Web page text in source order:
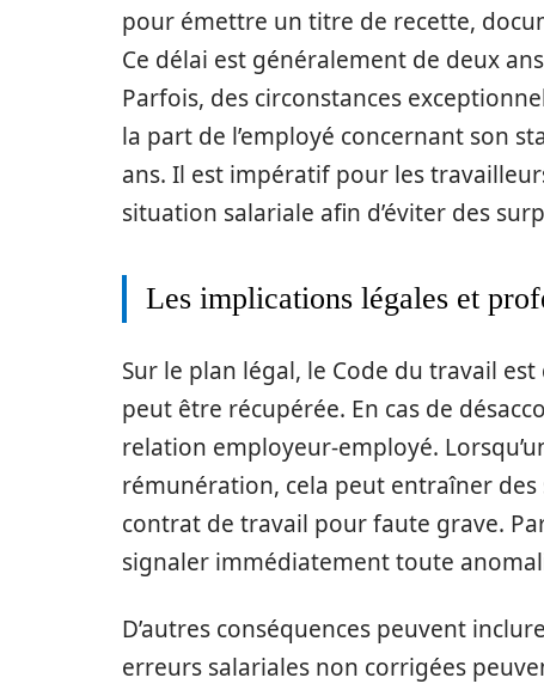
pour émettre un titre de recette,
Ce délai est généralement de deux
Parfois, des circonstances
la part de l’employé concernant son
ans. Il est impératif pour les
situation salariale afin d’éviter des
Les implications légales et
Sur le plan légal, le Code du travail
peut être récupérée. En cas de
relation employeur-employé.
rémunération, cela peut entraîner
contrat de travail pour faute grave.
signaler immédiatement toute
D’autres conséquences peuvent
erreurs salariales non corrigées